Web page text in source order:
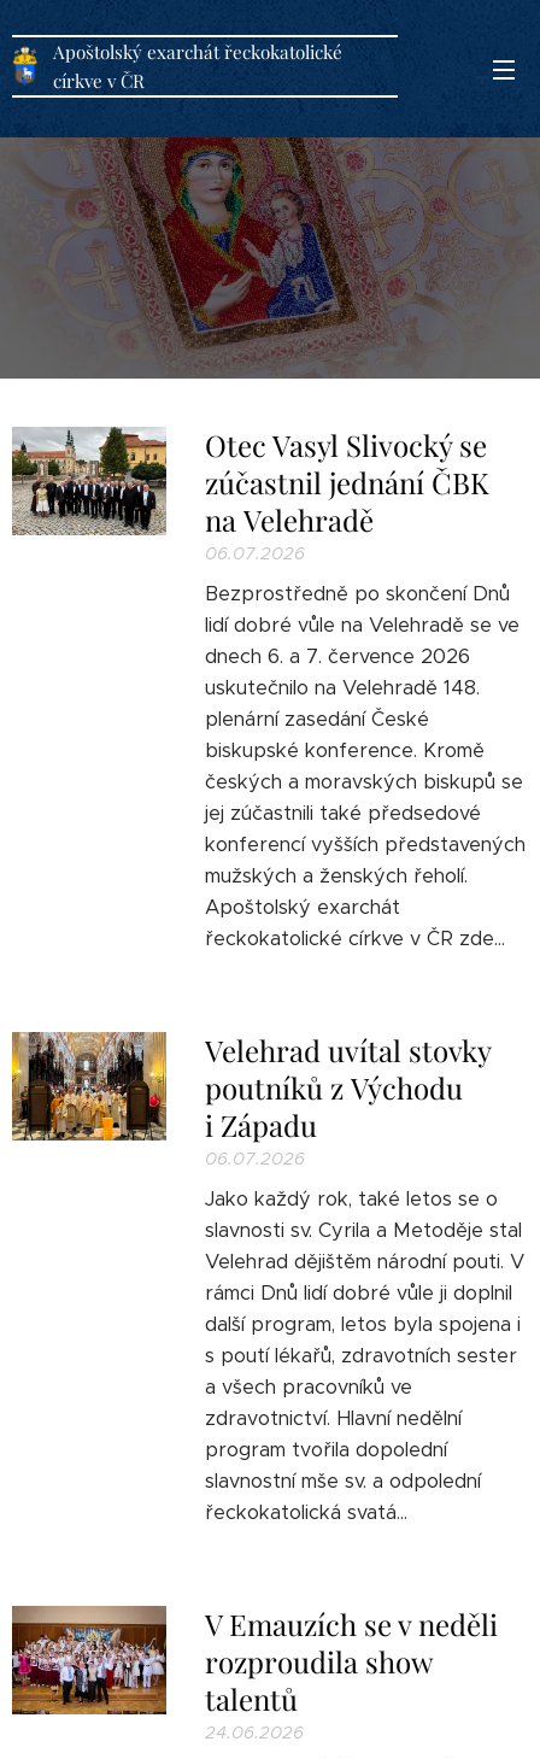
Apoštolský exarchát řeckokatolické
církve v ČR
Otec Vasyl Slivocký se
zúčastnil jednání ČBK
na Velehradě
06.07.2026
Bezprostředně po skončení Dnů
lidí dobré vůle na Velehradě se ve
dnech 6. a 7. července 2026
uskutečnilo na Velehradě 148.
plenární zasedání České
biskupské konference. Kromě
českých a moravských biskupů se
jej zúčastnili také předsedové
konferencí vyšších představených
mužských a ženských řeholí.
Apoštolský exarchát
řeckokatolické církve v ČR zde...
Velehrad uvítal stovky
poutníků z Východu
i Západu
06.07.2026
Jako každý rok, také letos se o
slavnosti sv. Cyrila a Metoděje stal
Velehrad dějištěm národní pouti. V
rámci Dnů lidí dobré vůle ji doplnil
další program, letos byla spojena i
s poutí lékařů, zdravotních sester
a všech pracovníků ve
zdravotnictví. Hlavní nedělní
program tvořila dopolední
slavnostní mše sv. a odpolední
řeckokatolická svatá...
V Emauzích se v neděli
rozproudila show
talentů
24.06.2026